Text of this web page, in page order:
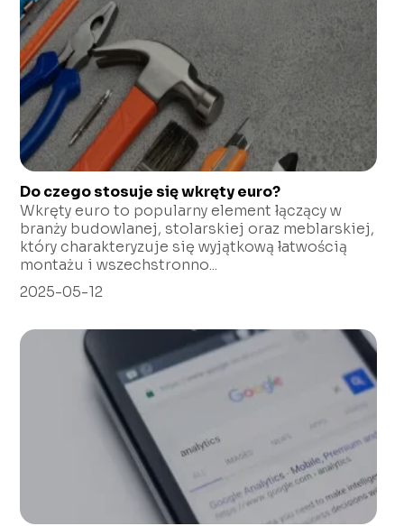
Do czego stosuje się wkręty euro?
Wkręty euro to popularny element łączący w
branży budowlanej, stolarskiej oraz meblarskiej,
który charakteryzuje się wyjątkową łatwością
montażu i wszechstronno...
2025-05-12